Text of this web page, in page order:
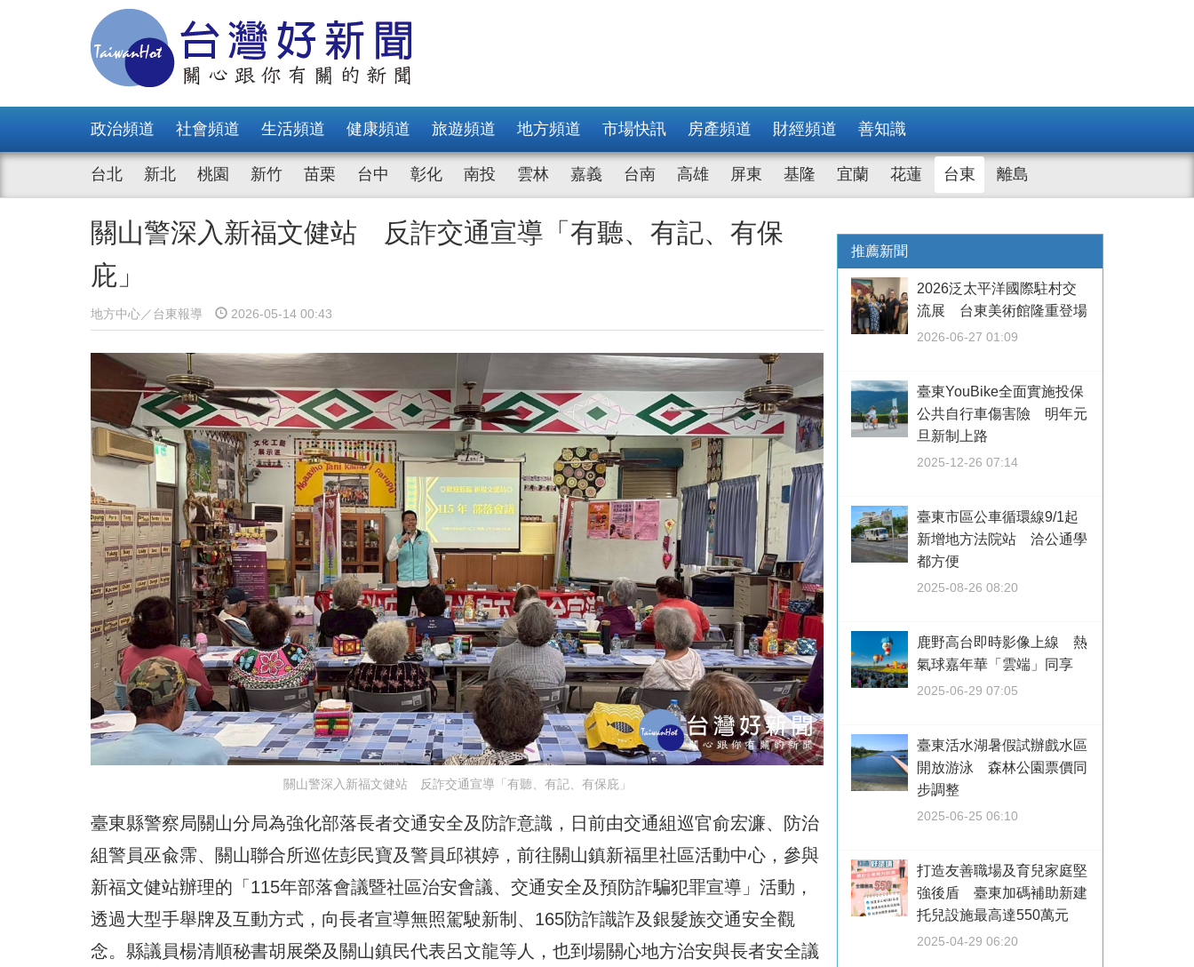
政治頻道 社會頻道 生活頻道 健康頻道 旅遊頻道 地方頻道 市場快訊 房產頻道 財經頻道 善知識
台北 新北 桃園 新竹 苗栗 台中 彰化 南投 雲林 嘉義 台南 高雄 屏東 基隆 宜蘭 花蓮 台東 離島
關山警深入新福文健站 反詐交通宣導「有聽、有記、有保
庇」
地方中心／台東報導 2026-05-14 00:43
關山警深入新福文健站 反詐交通宣導「有聽、有記、有保庇」
臺東縣警察局關山分局為強化部落長者交通安全及防詐意識，日前由交通組巡官俞宏濂、防治
組警員巫兪霈、關山聯合所巡佐彭民寶及警員邱祺婷，前往關山鎮新福里社區活動中心，參與
新福文健站辦理的「115年部落會議暨社區治安會議、交通安全及預防詐騙犯罪宣導」活動，
透過大型手舉牌及互動方式，向長者宣導無照駕駛新制、165防詐識詐及銀髮族交通安全觀
念。縣議員楊清順秘書胡展榮及關山鎮民代表呂文龍等人，也到場關心地方治安與長者安全議
推薦新聞
2026泛太平洋國際駐村交
流展 台東美術館隆重登場
2026-06-27 01:09
臺東YouBike全面實施投保
公共自行車傷害險 明年元
旦新制上路
2025-12-26 07:14
臺東市區公車循環線9/1起
新增地方法院站 洽公通學
都方便
2025-08-26 08:20
鹿野高台即時影像上線 熱
氣球嘉年華「雲端」同享
2025-06-29 07:05
臺東活水湖暑假試辦戲水區
開放游泳 森林公園票價同
步調整
2025-06-25 06:10
打造友善職場及育兒家庭堅
強後盾 臺東加碼補助新建
托兒設施最高達550萬元
2025-04-29 06:20